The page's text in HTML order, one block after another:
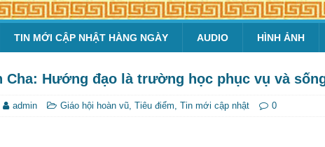
TIN MỚI CẬP NHẬT HÀNG NGÀY AUDIO HÌNH ẢNH
Cha: Hướng đạo là trường học phục vụ và
admin Giáo hội hoàn vũ, Tiêu điểm, Tin mới cập nhật 0